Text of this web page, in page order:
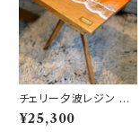
チェリー夕波レジン ワ
ンユニット天板 802P
RODUCTS
¥25,300